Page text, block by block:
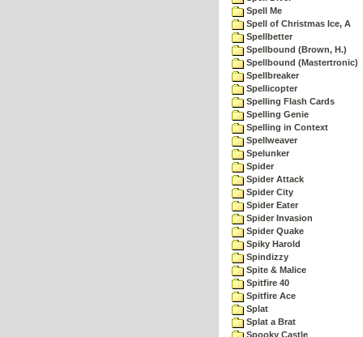
Spell Me
Spell of Christmas Ice, A
Spellbetter
Spellbound (Brown, H.)
Spellbound (Mastertronic)
Spellbreaker
Spellicopter
Spelling Flash Cards
Spelling Genie
Spelling in Context
Spellweaver
Spelunker
Spider
Spider Attack
Spider City
Spider Eater
Spider Invasion
Spider Quake
Spiky Harold
Spindizzy
Spite & Malice
Spitfire 40
Spitfire Ace
Splat
Splat a Brat
Spooky Castle